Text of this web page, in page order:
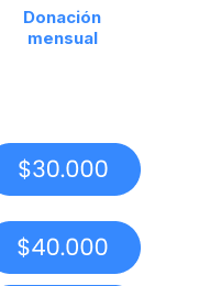
Donación
mensual